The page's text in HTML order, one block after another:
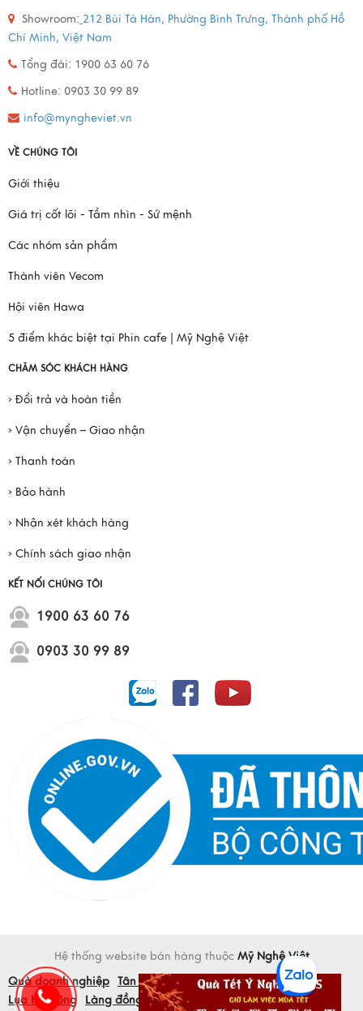
Showroom: 212 Bùi Tá Hán, Phường Bình Trưng, Thành phố Hồ
Chí Minh, Việt Nam
Tổng đài: 1900 63 60 76
Hotline: 0903 30 99 89
info@myngheviet.vn
VỀ CHÚNG TÔI
Giới thiệu
Giá trị cốt lõi - Tầm nhìn - Sứ mệnh
Các nhóm sản phẩm
Thành viên Vecom
Hội viên Hawa
5 điểm khác biệt tại Phin cafe | Mỹ Nghệ Việt
CHĂM SÓC KHÁCH HÀNG
› Đổi trả và hoàn tiền
› Vận chuyển – Giao nhận
› Thanh toán
› Bảo hành
› Nhận xét khách hàng
› Chính sách giao nhận
KẾT NỐI CHÚNG TÔI
1900 63 60 76
0903 30 99 89
Hệ thống website bán hàng thuộc Mỹ Nghệ Việt
Quà doanh nghiệp Tân gia khai trương
Tranh sơn mài
Lụa Hà Đông
Làng đồng Đại Bái Quà tết mỹ nghệ